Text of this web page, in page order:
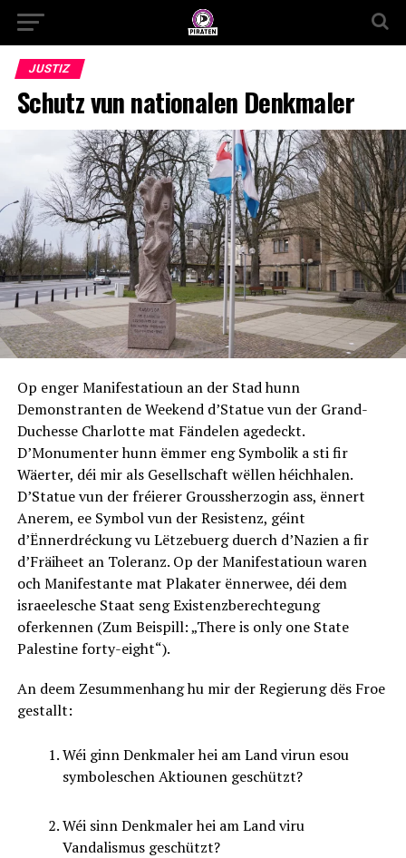
JUSTIZ
Schutz vun nationalen Denkmaler
Op enger Manifestatioun an der Stad hunn
Demonstranten de Weekend d’Statue vun der Grand-
Duchesse Charlotte mat Fändelen agedeckt.
D’Monumenter hunn ëmmer eng Symbolik a sti fir
Wäerter, déi mir als Gesellschaft wëllen héichhalen.
D’Statue vun der fréierer Groussherzogin ass, ënnert
Anerem, ee Symbol vun der Resistenz, géint
d’Ënnerdréckung vu Lëtzebuerg duerch d’Nazien a fir
d’Fräiheet an Toleranz. Op der Manifestatioun waren
och Manifestante mat Plakater ënnerwee, déi dem
israeelesche Staat seng Existenzberechtegung
oferkennen (Zum Beispill: „There is only one State
Palestine forty-eight“).
An deem Zesummenhang hu mir der Regierung dës Froe
gestallt:
Wéi ginn Denkmaler hei am Land virun esou
symboleschen Aktiounen geschützt?
Wéi sinn Denkmaler hei am Land viru
Vandalismus geschützt?